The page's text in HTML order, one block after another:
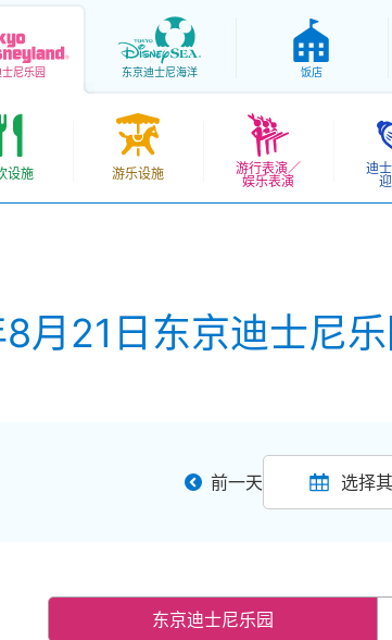
尼乐园 东京迪士尼海洋 饭店
设施 游乐设施
游行表演／
娱乐表演
迪
月21日东京迪士尼
前一天 选择
东京迪士尼乐园